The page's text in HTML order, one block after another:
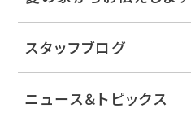
スタッフブログ
ニュース＆トピックス